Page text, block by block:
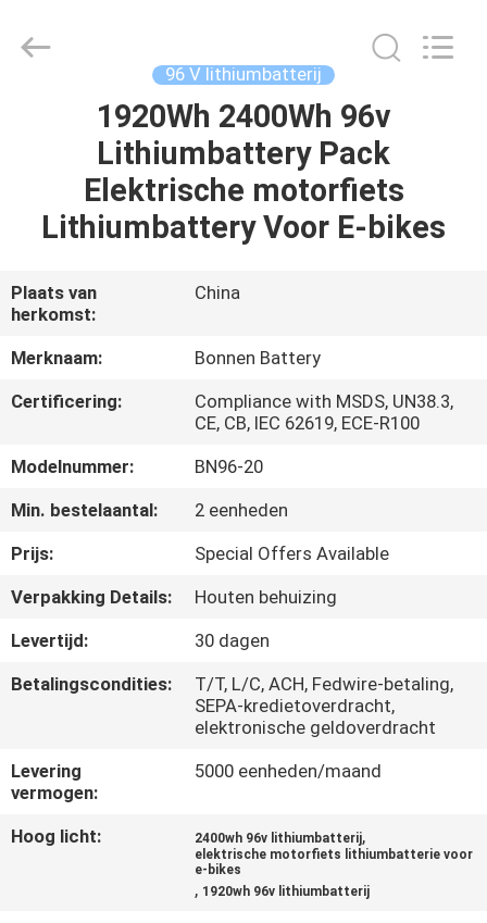
PRODUCTEN
ONS
FABRIEKSREIS
KWALITEITSCONTROLE
CONTACTEER
ONS
NIEUWS
SITEMAP
PRIVACYBELEID
Technology
96 V lithiumbatterij
1920Wh 2400Wh 96v
Lithiumbattery Pack
Elektrische motorfiets
Lithiumbattery Voor E-bikes
Plaats van
herkomst:
China
Merknaam:
Bonnen Battery
Certificering:
Compliance with MSDS, UN38.3,
CE, CB, IEC 62619, ECE-R100
Modelnummer:
BN96-20
Min. bestelaantal:
2 eenheden
Prijs:
Special Offers Available
Verpakking Details:
Houten behuizing
Levertijd:
30 dagen
Betalingscondities:
T/T, L/C, ACH, Fedwire-betaling,
SEPA-kredietoverdracht,
elektronische geldoverdracht
Levering
vermogen:
5000 eenheden/maand
Hoog licht: 2400wh 96v lithiumbatterij,
elektrische motorfiets lithiumbatterie voor
e-bikes
, 1920wh 96v lithiumbatterij